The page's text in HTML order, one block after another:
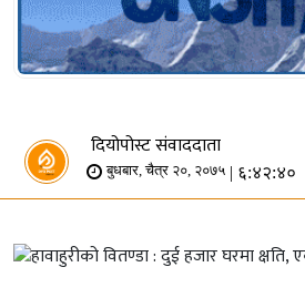
दियोपोस्ट संवाददाता
बुधबार, चैत्र २०, २०७५ | ६:४२:४०